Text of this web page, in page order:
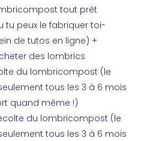
tout prêt
tu peux le fabriquer toi-
de tutos en ligne) +
des lombrics
du lombricompost (le
tous les 3 à 6 mois
quand même !)
du lombricompost (le
tous les 3 à 6 mois